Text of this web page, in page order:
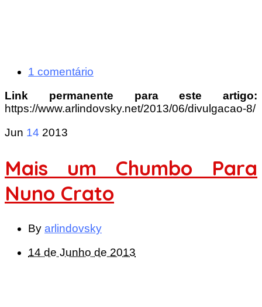
1 comentário
Link permanente para este artigo:
https://www.arlindovsky.net/2013/06/divulgacao-8/
Jun 14 2013
Mais um Chumbo Para
Nuno Crato
By arlindovsky
14 de Junho de 2013